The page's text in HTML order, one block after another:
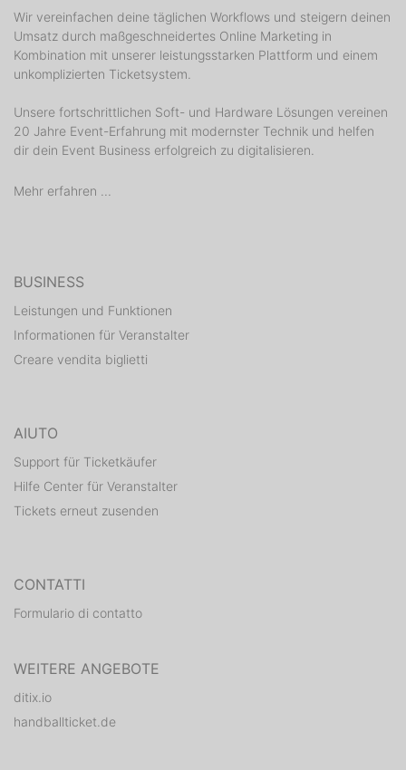
Wir vereinfachen deine täglichen Workflows und steigern deinen
Umsatz durch maßgeschneidertes Online Marketing in
Kombination mit unserer leistungsstarken Plattform und einem
unkomplizierten Ticketsystem.
Unsere fortschrittlichen Soft- und Hardware Lösungen vereinen
20 Jahre Event-Erfahrung mit modernster Technik und helfen
dir dein Event Business erfolgreich zu digitalisieren.
Mehr erfahren ...
BUSINESS
Leistungen und Funktionen
Informationen für Veranstalter
Creare vendita biglietti
AIUTO
Support für Ticketkäufer
Hilfe Center für Veranstalter
Tickets erneut zusenden
CONTATTI
Formulario di contatto
WEITERE ANGEBOTE
ditix.io
handballticket.de